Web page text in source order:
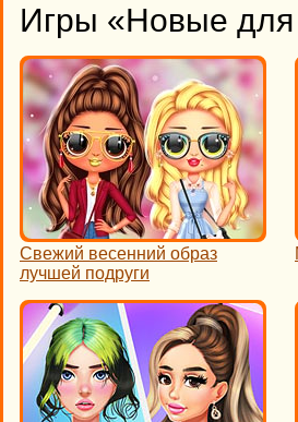
Игры «Новые для
Свежий весенний образ
лучшей подруги